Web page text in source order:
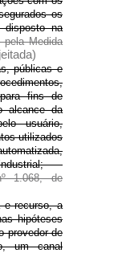
os
disposto na
pela Medida
públicas e
fins de
alcance da
usuário,
utilizados
e industrial;
1.068, de
e recurso, a
hipóteses
provedor de
um canal